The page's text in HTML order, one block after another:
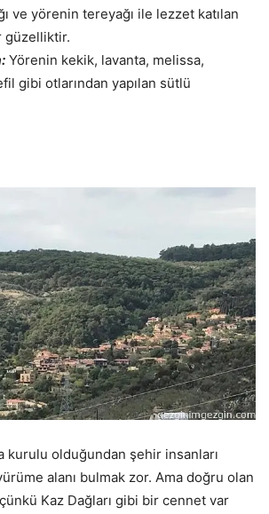
ve yörenin tereyağı ile lezzet katılan
güzelliktir.
Yörenin kekik, lavanta, melissa,
gibi otlarından yapılan sütlü
kurulu olduğundan şehir insanları
alanı bulmak zor. Ama doğru olan
Kaz Dağları gibi bir cennet var